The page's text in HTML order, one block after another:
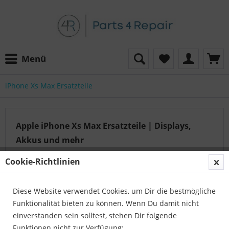
Menü
iPhone Xs Max Ersatzteile
Apple iPhone Xs Max Ersatzteile | Displays,
Akkus und mehr
Parts4Repair ist eine der wichtigsten Anlaufstellen für
den Groß- und Einzelhandel von Ersatzteilen für
und auch LG in...mehr erfahren »
Cookie-Richtlinien
Diese Website verwendet Cookies, um Dir die bestmögliche
Funktionalität bieten zu können. Wenn Du damit nicht
einverstanden sein solltest, stehen Dir folgende